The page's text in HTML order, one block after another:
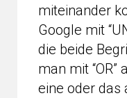
miteinander
Google mit
die beide
man mit
eine oder das